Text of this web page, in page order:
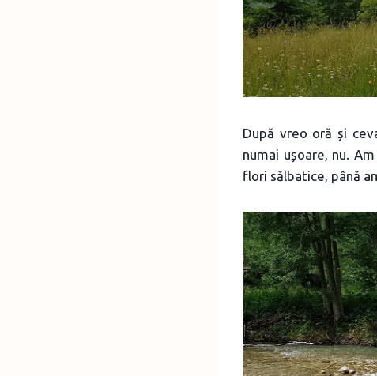
După vreo oră și
numai ușoare, nu.
flori sălbatice, până